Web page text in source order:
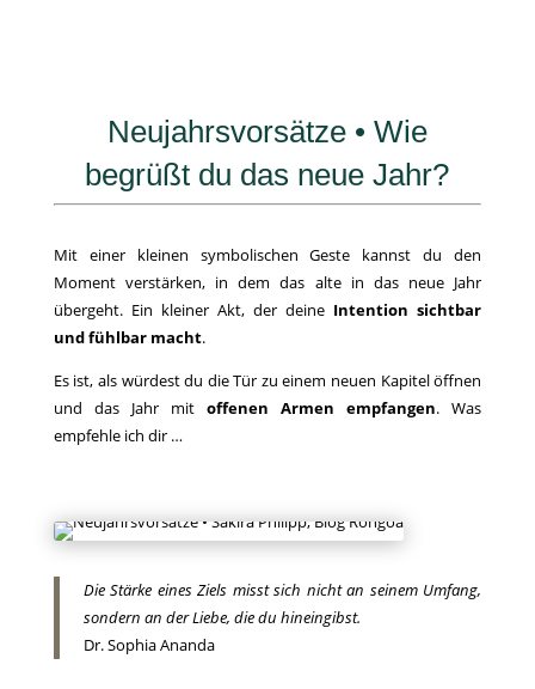
Neujahrsvorsätze • Wie
begrüßt du das neue Jahr?
Mit einer kleinen symbolischen Geste kannst du den
Moment verstärken, in dem das alte in das neue Jahr
übergeht. Ein kleiner Akt, der deine Intention sichtbar
und fühlbar macht.
Es ist, als würdest du die Tür zu einem neuen Kapitel öffnen
und das Jahr mitoffenen Armen empfangen. Was
empfehle ich dir …
Die Stärke eines Ziels misst sich nicht an seinem Umfang,
sondern an der Liebe, die du hineingibst.
Dr. Sophia Ananda